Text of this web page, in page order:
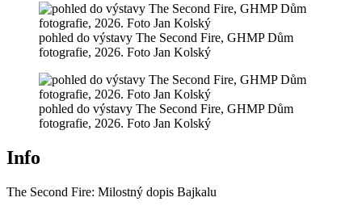
pohled do výstavy The Second Fire, GHMP Dům
fotografie, 2026. Foto Jan Kolský
pohled do výstavy The Second Fire, GHMP Dům
fotografie, 2026. Foto Jan Kolský
Info
The Second Fire: Milostný dopis Bajkalu